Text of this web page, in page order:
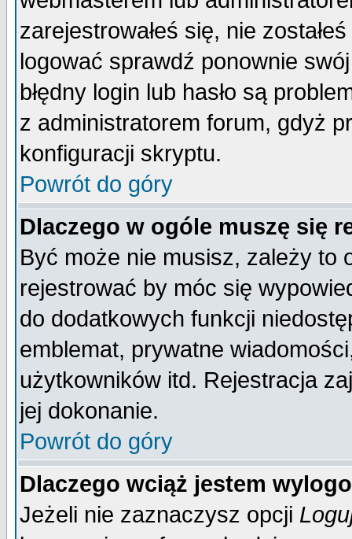
zarejestrowałeś się, nie
logować sprawdź ponownie
błędny login lub hasło są
z administratorem forum, gdyż
konfiguracji skryptu.
Powrót do góry
Dlaczego w ogóle muszę się
Być może nie musisz, zależy to
rejestrować by móc się
do dodatkowych funkcji
emblemat, prywatne
użytkowników itd. Rejestracja
jej dokonanie.
Powrót do góry
Dlaczego wciąż jestem
Jeżeli nie zaznaczysz opcji